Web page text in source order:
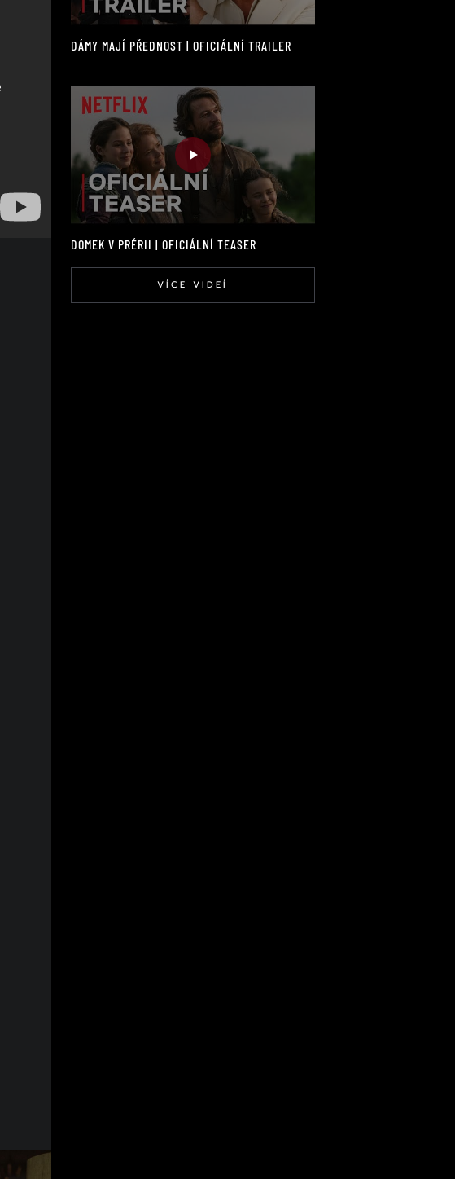
DÁMY MAJÍ PŘEDNOST | OFICIÁLNÍ TRAILER
DOMEK V PRÉRII | OFICIÁLNÍ TEASER
VÍCE VIDEÍ